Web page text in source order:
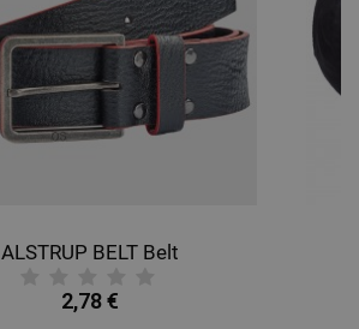
ALSTRUP BELT Belt
2,78 €